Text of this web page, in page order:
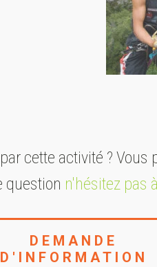
cette activité ?
question n'hésitez pas
DEMANDE
D'INFORMATION